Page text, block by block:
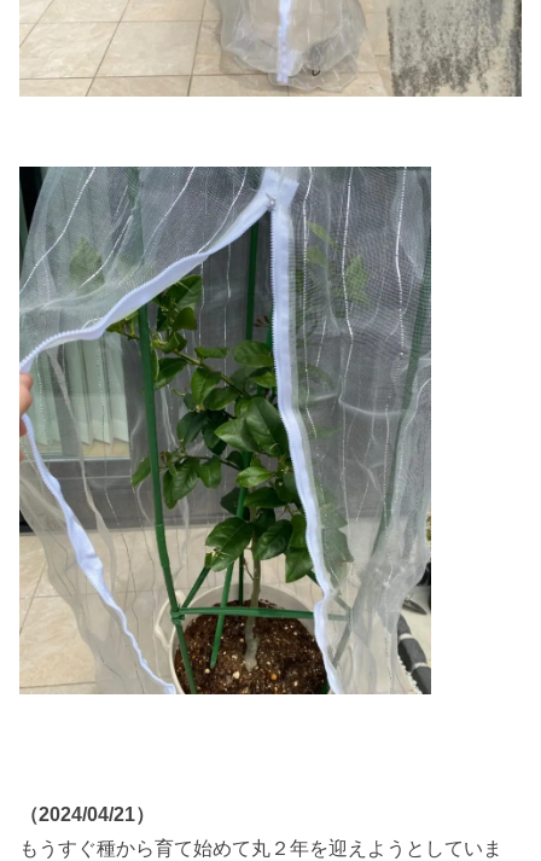
（2024/04/21）
もうすぐ種から育て始めて丸２年を迎えようとしていま